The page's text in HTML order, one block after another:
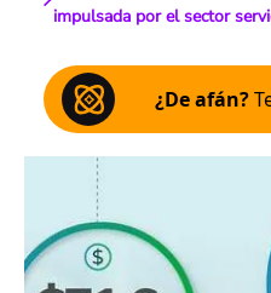
impulsada por el sector
¿De afán?